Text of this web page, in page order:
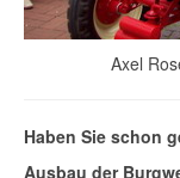
Axel
Haben Sie schon
Ausbau der